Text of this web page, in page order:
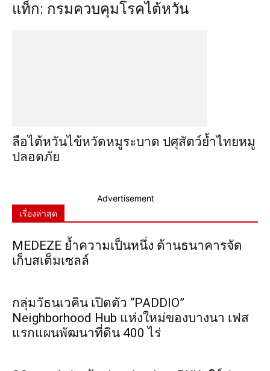
แท็ก: กรมควบคุมโรคไต้หวัน
ลือไต้หวันไข้หวัดหมูระบาด ปศุสัตว์ย้ำไทยหมู
ปลอดภัย
Advertisement
เรื่องล่าสุด
MEDEZE ย้ำความเป็นหนึ่ง ด้านธนาคารจัด
เก็บสเต็มเซลล์
กลุ่มวัธนเวคิน เปิดตัว “PADDIO”
Neighborhood Hub แห่งใหม่ของบางนา เฟส
แรกแผนพัฒนาที่ดิน 400 ไร่